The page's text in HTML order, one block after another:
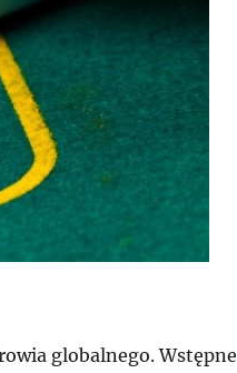
globalnego. Wstępne